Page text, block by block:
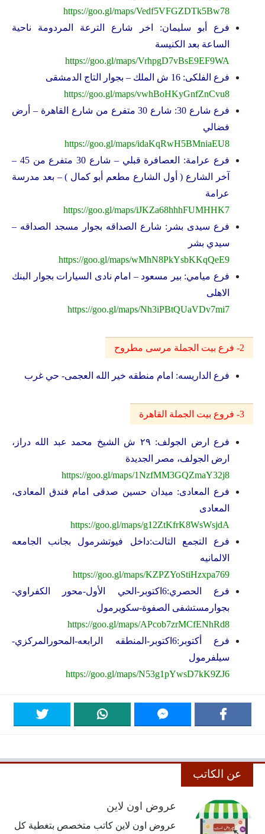
https://goo.gl/maps/Vedf5VFGZDTk5Bw78
فرع أبو سليمان: اخر شارع الترعة المردومة ناحية
الساعة بعد الكنيسة
https://goo.gl/maps/VrhpgD7vBsE9EF9WA
فرع الفلكى: 16 ش الملك – بجوار التاج الدمشقى
https://goo.gl/maps/vwhBoHKyGnfZnCvu8
فرع شارع 30: شارع 30 متفرع من شارع القاهرة – أرض
فضالي
https://goo.gl/maps/idaKqRwH5BMniaEU8
فرع عرامة: العصافرة قبلي – شارع 30 متفرع من 45 –
آخر الشارع ( أول الشارع مطعم أبو كمال ) – بعد مدرسة
عرامة
https://goo.gl/maps/iJKZa68hhhFUMHHK7
فرع سيدى بشر: شارع الصداقه بجوار مسجد الصداقه –
سيدي بشر
https://goo.gl/maps/wMhN8PkYsbKKqQeE9
فرع ميامي: بير مسعود – امام نادى السيارات بجوار البنك
الاهلى
https://goo.gl/maps/Nh3iPBtQUaVDv7mi7
2- فرع بيت الجملة مرسى مطروح
فرع الداريسه: امام منطقه خير الله العجمى- حي غرب
3- فروع بيت الجملة القاهرة
فرع ارض الجولف: ٢٩ ش الشيخ محمد عبد الله دراز،
ارض الجولف، مصر الجديدة
https://goo.gl/maps/1NzfMM3GQZmaY32j8
فرع المعادى: ميدان حسين صدقى امام فندق المعادى،
المعادى
https://goo.gl/maps/g12ZtKfrK8WsWsjdA
فرع التجمع التالت:داخل فيوتشرمول بجانب الجامعه
الالمانيه
https://goo.gl/maps/KZPZYoStiHzxpa769
فرع الحصري:6اكتوبر-الحي الأول-محور الكفراوي-
بجوارمستشفى الصفوة-سكويرمول
https://goo.gl/maps/APcob7zrMCfENhRd8
فرع أكتوبر:6اكتوبر-المنطقه الرابعه-المحورالمركزي-
سيلفرمول
https://goo.gl/maps/N53g1pYwsD7kK9ZJ6
عن الكاتب
عروض اون لاين
عروض اون لاين كاتب متخصص بتغطية كل